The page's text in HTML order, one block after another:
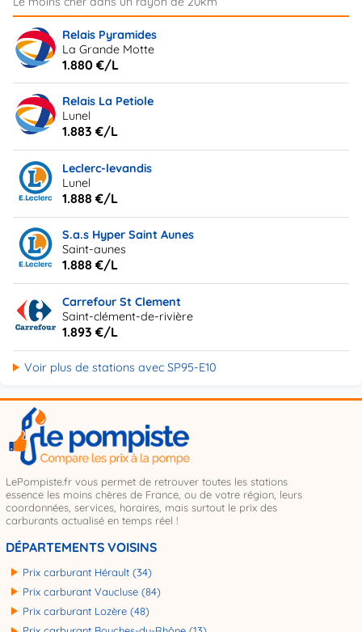
Relais Pyramides
La Grande Motte
1.880 €/L
Relais La Petiole
Lunel
1.883 €/L
Leclerc-levandis
Lunel
1.888 €/L
S.a.s Hyper Saint Aunes
Saint-aunes
1.888 €/L
Carrefour St Clement
Saint-clément-de-rivière
1.893 €/L
Voir plus de stations avec SP95-E10
LePompiste.fr vous permet de retrouver toutes les stations
essence les moins chères de France, ou de votre région, leurs
coordonnées, services, horaires, mais surtout le prix des
carburants actualisé en temps réel !
DÉPARTEMENTS VOISINS
Prix carburant Hérault (34)
Prix carburant Vaucluse (84)
Prix carburant Lozère (48)